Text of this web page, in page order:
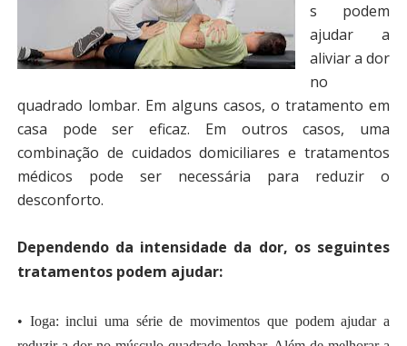
s podem
ajudar a
aliviar a dor
no
quadrado lombar. Em alguns casos, o tratamento em
casa pode ser eficaz. Em outros casos, uma
combinação de cuidados domiciliares e tratamentos
médicos pode ser necessária para reduzir o
desconforto.
Dependendo da intensidade da dor, os seguintes
tratamentos podem ajudar:
• Ioga: inclui uma série de movimentos que podem ajudar a